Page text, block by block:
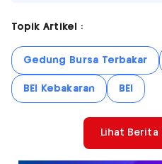
Topik Artikel :
Gedung Bursa Terbakar
BEI Kebakaran BEI
Lihat Berita